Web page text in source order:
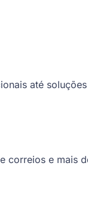
até
correios e mais